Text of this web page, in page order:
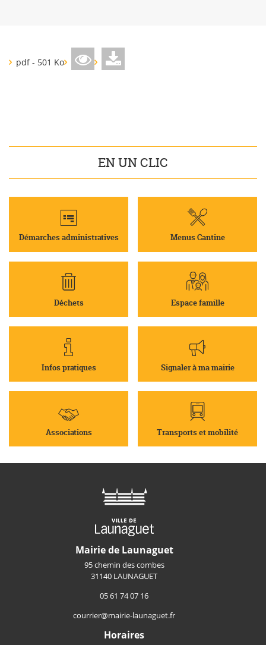
pdf - 501 Ko
EN UN CLIC
Démarches administratives Menus Cantine
Déchets Espace famille
Infos pratiques Signaler à ma mairie
Associations Transports et mobilité
Mairie de Launaguet
95 chemin des combes
31140 LAUNAGUET
05 61 74 07 16
courrier@mairie-launaguet.fr
Horaires